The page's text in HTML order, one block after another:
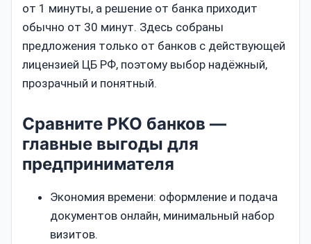
от 1 минуты, а решение от банка приходит
обычно от 30 минут. Здесь собраны
предложения только от банков с действующей
лицензией ЦБ РФ, поэтому выбор надёжный,
прозрачный и понятный.
Сравните РКО банков —
главные выгоды для
предпринимателя
Экономия времени: оформление и подача
документов онлайн, минимальный набор
визитов.